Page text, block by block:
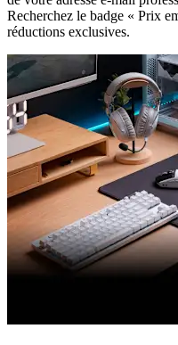
Recherchez le badge « Prix
réductions exclusives.